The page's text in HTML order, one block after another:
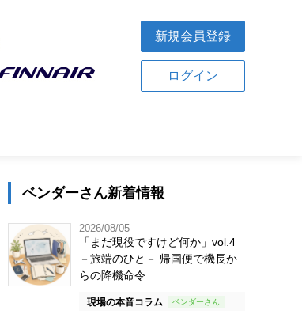
新規会員登録
ログイン
ベンダーさん新着情報
2026/08/05
「まだ現役ですけど何か」vol.4
－旅端のひと－ 帰国便で機長か
らの降機命令
現場の本音コラム